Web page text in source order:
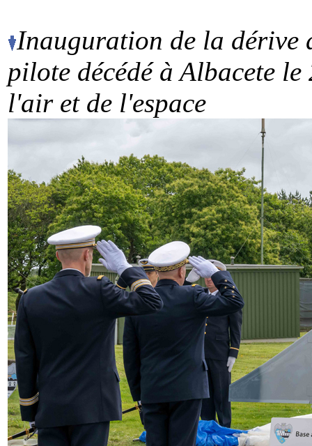
Inauguration de la dérive
pilote décédé à Albacete
l'air et de l'espace